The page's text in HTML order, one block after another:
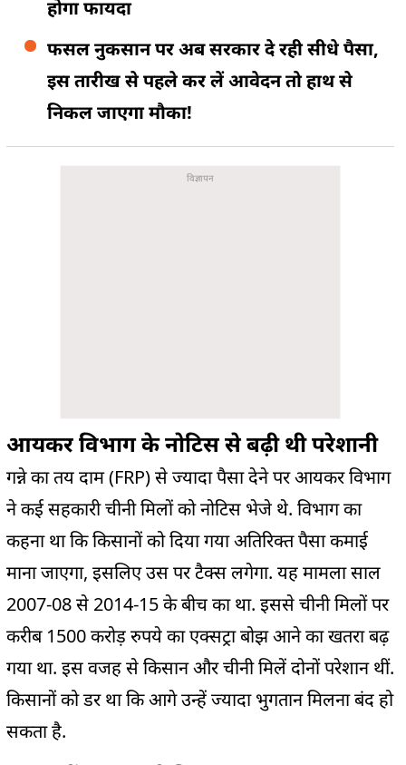
होगा फायदा
फसल नुकसान पर अब सरकार दे रही सीधे पैसा,
इस तारीख से पहले कर लें आवेदन तो हाथ से
निकल जाएगा मौका!
आयकर विभाग के नोटिस से बढ़ी थी परेशानी
गन्ने का तय दाम (FRP) से ज्यादा पैसा देने पर आयकर विभाग
ने कई सहकारी चीनी मिलों को नोटिस भेजे थे. विभाग का
कहना था कि किसानों को दिया गया अतिरिक्त पैसा कमाई
माना जाएगा, इसलिए उस पर टैक्स लगेगा. यह मामला साल
2007-08 से 2014-15 के बीच का था. इससे चीनी मिलों पर
करीब 1500 करोड़ रुपये का एक्सट्रा बोझ आने का खतरा बढ़
गया था. इस वजह से किसान और चीनी मिलें दोनों परेशान थीं.
किसानों को डर था कि आगे उन्हें ज्यादा भुगतान मिलना बंद हो
सकता है.